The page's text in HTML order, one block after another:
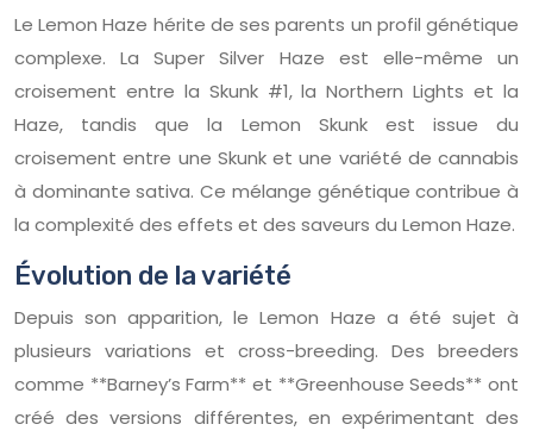
Le Lemon Haze hérite de ses parents un profil génétique
complexe. La Super Silver Haze est elle-même un
croisement entre la Skunk #1, la Northern Lights et la
Haze, tandis que la Lemon Skunk est issue du
croisement entre une Skunk et une variété de cannabis
à dominante sativa. Ce mélange génétique contribue à
la complexité des effets et des saveurs du Lemon Haze.
Évolution de la variété
Depuis son apparition, le Lemon Haze a été sujet à
plusieurs variations et cross-breeding. Des breeders
comme **Barney’s Farm** et **Greenhouse Seeds** ont
créé des versions différentes, en expérimentant des